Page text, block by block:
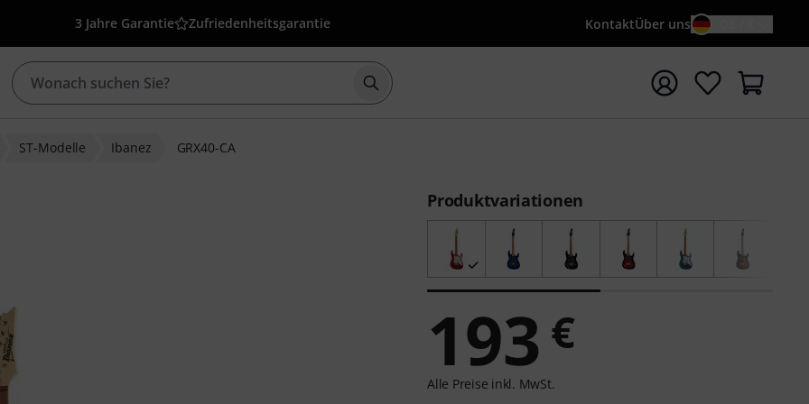
3 Jahre Garantie Zufriedenheitsgarantie KontaktÜber uns
Suche mit Suchwort {searchTerm} starten
ST-Modelle Ibanez GRX40-CA
Produktvariationen
193 €
Alle Preise inkl. MwSt.